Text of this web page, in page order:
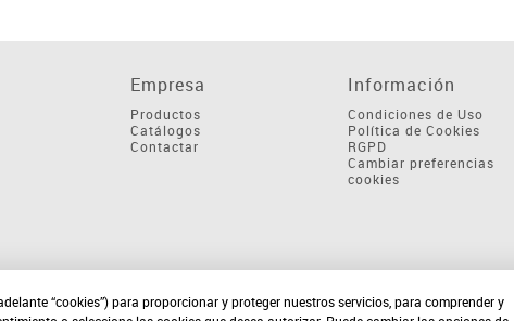
Empresa
Productos
Catálogos
Contactar
Información
Condiciones de Uso
Política de Cookies
RGPD
Cambiar preferencias
cookies
“cookies”) para proporcionar y proteger nuestros servicios, para comprender y